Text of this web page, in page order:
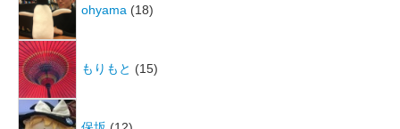
ohyama (18)
もりもと (15)